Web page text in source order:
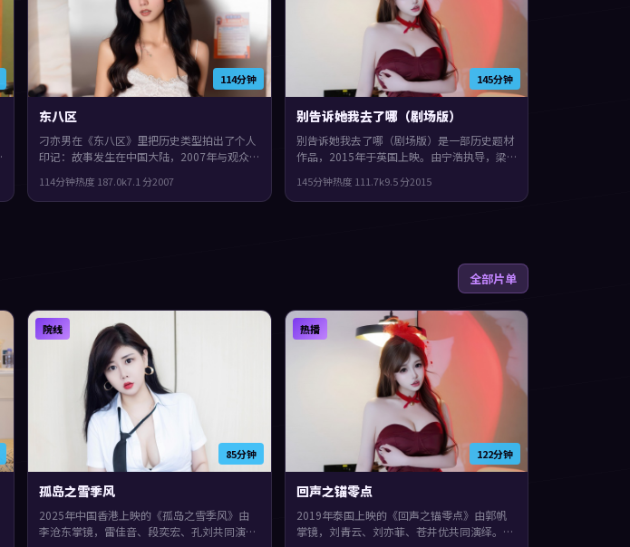
114分钟
东八区
刁亦男在《东八区》里把历史类型拍出了个人
印记：故事发生在中国大陆，2007年与观众
戏份饱满，配角也有完整弧光，观感紧凑，值
得推荐。
114分钟热度 187.0k7.1 分2007
145分钟
别告诉她我去了哪（剧场版）
别告诉她我去了哪（剧场版）是一部历史题材
作品，2015年于英国上映。由宁浩执导，梁
架里仍保留了作者表达，城市空间成为情绪与
悬念的载体。
145分钟热度 111.7k9.5分2015
全部片单
85分钟
院线
孤岛之雪季风
2025年中国香港上映的《孤岛之雪季风》由
李沧东掌镜，雷佳音、段奕宏、孔刘共同演
122分钟
热播
回声之锚零点
2019年泰国上映的《回声之锚零点》由郭帆
掌镜，刘青云、刘亦菲、苍井优共同演绎。类